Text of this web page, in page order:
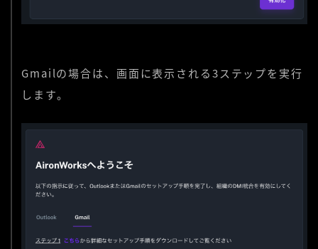
Gmailの場合は、画面に表示される3ステップを実行
します。